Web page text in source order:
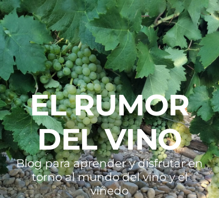
EL RUMOR
DEL VINO
Blog para aprender y disfrutar en
torno al mundo del vino y el
viñedo